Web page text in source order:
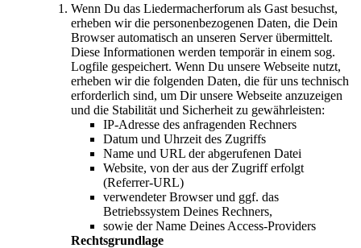
Wenn Du das Liedermacherforum als Gast besuchst,
erheben wir die personenbezogenen Daten, die Dein
Browser automatisch an unseren Server übermittelt.
Diese Informationen werden temporär in einem sog.
Logfile gespeichert. Wenn Du unsere Webseite nutzt,
erheben wir die folgenden Daten, die für uns technisch
erforderlich sind, um Dir unsere Webseite anzuzeigen
und die Stabilität und Sicherheit zu gewährleisten:
IP-Adresse des anfragenden Rechners
Datum und Uhrzeit des Zugriffs
Name und URL der abgerufenen Datei
Website, von der aus der Zugriff erfolgt
(Referrer-URL)
verwendeter Browser und ggf. das
Betriebssystem Deines Rechners,
sowie der Name Deines Access-Providers
Rechtsgrundlage